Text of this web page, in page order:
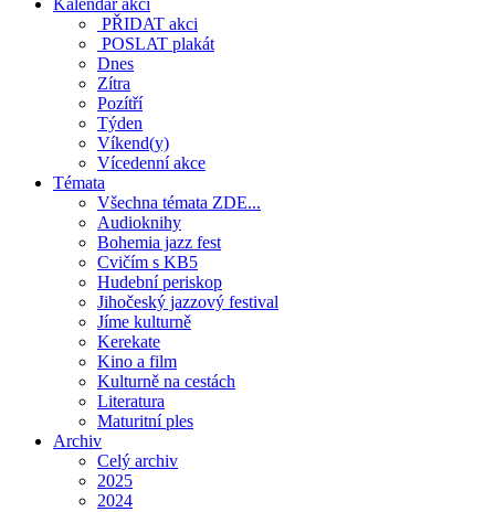
PŘIDAT akci
POSLAT plakát
Dnes
Zítra
Pozítří
Týden
Víkend(y)
Vícedenní akce
Témata
Všechna témata ZDE...
Audioknihy
Bohemia jazz fest
Cvičím s KB5
Hudební periskop
Jihočeský jazzový festival
Jíme kulturně
Kerekate
Kino a film
Kulturně na cestách
Literatura
Maturitní ples
Archiv
Celý archiv
2025
2024